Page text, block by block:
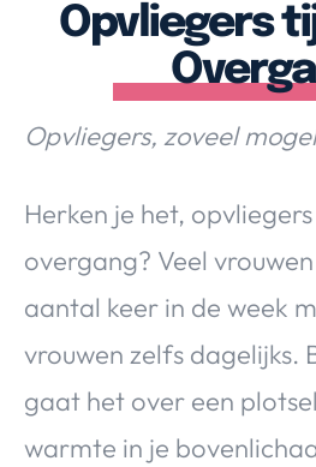
Over
De Top 5
Contact
Travel
Opvliegers
Opvliegers, zoveel
Herken je het,
overgang? Veel
aantal keer in de week
vrouwen zelfs dagelijks.
gaat het over een
warmte in je